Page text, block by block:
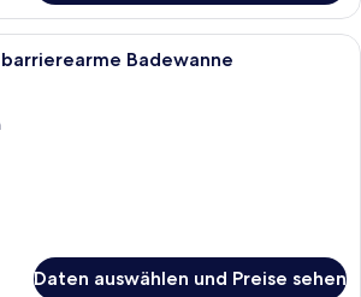
Ein Hotelzimmer mit Küchenzeile,
Badewanne
Daten auswählen und Preise sehen